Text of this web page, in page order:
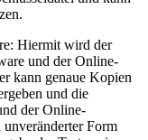
Hiermit wird der
und der Online-
kann genaue Kopien
und die
der Online-
Form